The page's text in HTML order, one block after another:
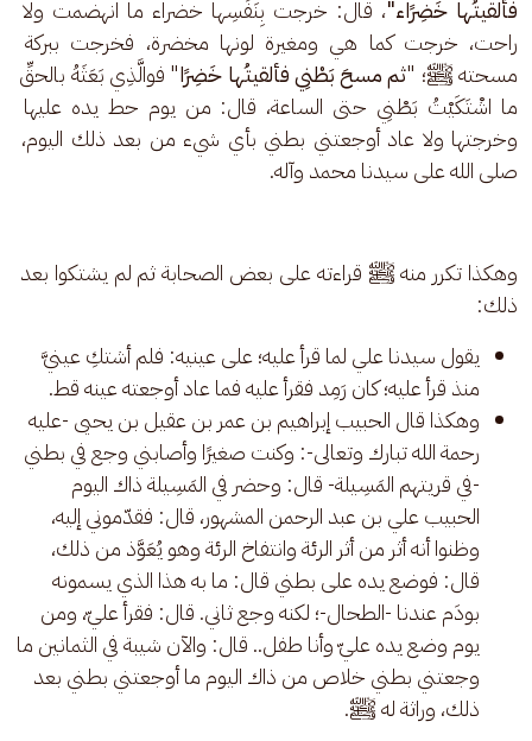
فألقيتُها خَضِرًاء"، قال: خرجت بِنَفَسِها خضراء ما انهضمت ولا
راحت، خرجت كما هي ومغيرة لونها مخضرة، فخرجت ببركة
مسحته ﷺ؛ "ثم مسحَ بَطْنِي فألقيتُها خَضِرًا" فوالَّذِي بَعَثَهُ بالحقِّ
ما اشْتَكَيْتُ بَطْنِي حتى الساعة، قال: من يوم حط يده عليها
وخرجتها ولا عاد أوجعتني بطني بأي شيء من بعد ذلك اليوم،
صلى الله على سيدنا محمد وآله.
وهكذا تكرر منه ﷺ قراءته على بعض الصحابة ثم لم يشتكوا بعد
ذلك:
يقول سيدنا علي لما قرأ عليه؛ على عينيه: فلم أشتكِ عينيَّ
منذ قرأ عليه؛ كان رَمِد فقرأ عليه فما عاد أوجعته عينه قط.
وهكذا قال الحبيب إبراهيم بن عمر بن عقيل بن يحيى -عليه
رحمة الله تبارك وتعالى-: وكنت صغيرًا وأصابني وجع في بطني
-في قريتهم المَسِيلة- قال: وحضر في المَسِيلة ذاك اليوم
الحبيب علي بن عبد الرحمن المشهور، قال: فقدّموني إليه،
وظنوا أنه أثر من أثر الرئة وانتفاخ الرئة وهو يُعَوَّذ من ذلك،
قال: فوضع يده على بطني قال: ما به هذا الذي يسمونه
بودَم عندنا -الطحال-؛ لكنه وجع ثاني. قال: فقرأ عليّ، ومن
يوم وضع يده عليّ وأنا طفل.. قال: والآن شيبة في الثمانين ما
وجعتني بطني خلاص من ذاك اليوم ما أوجعتني بطني بعد
ذلك، وراثة له ﷺ.